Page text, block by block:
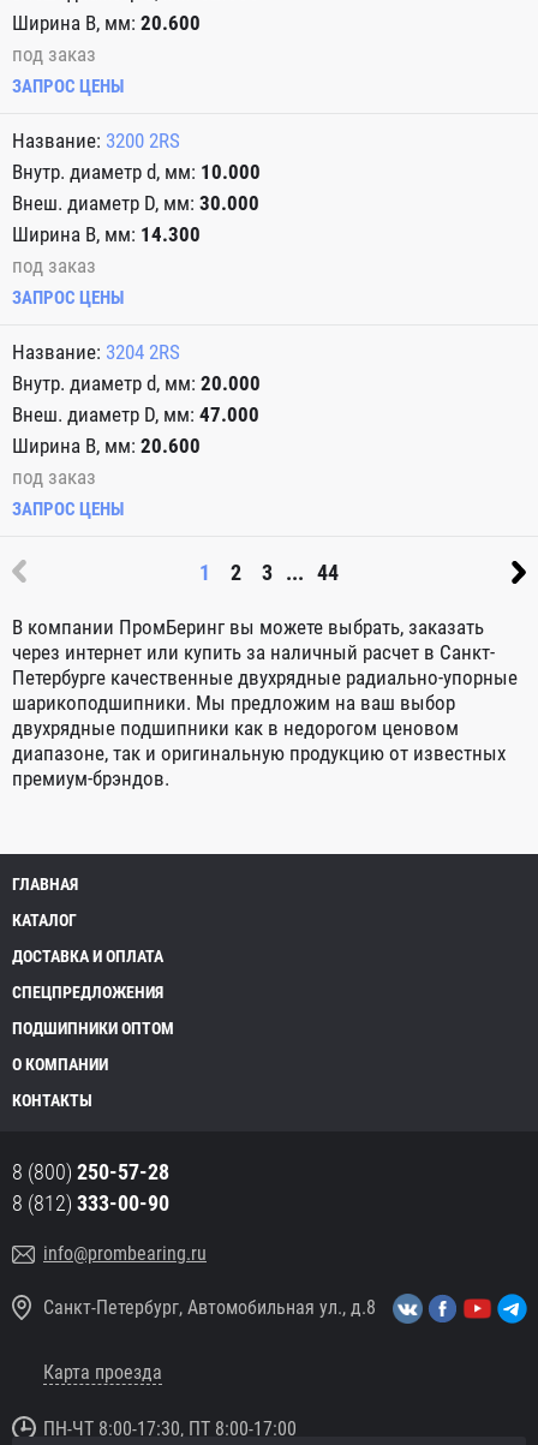
20.600
под заказ
ЗАПРОС ЦЕНЫ
3200 2RS
10.000
30.000
14.300
под заказ
ЗАПРОС ЦЕНЫ
3204 2RS
20.000
47.000
20.600
под заказ
ЗАПРОС ЦЕНЫ
1 2 3 ... 44
В компании ПромБеринг вы можете выбрать, заказать
через интернет или купить за наличный расчет в Санкт-
Петербурге качественные двухрядные радиально-упорные
шарикоподшипники. Мы предложим на ваш выбор
двухрядные подшипники как в недорогом ценовом
диапазоне, так и оригинальную продукцию от известных
премиум-брэндов.
ГЛАВНАЯ
КАТАЛОГ
ДОСТАВКА И ОПЛАТА
СПЕЦПРЕДЛОЖЕНИЯ
ПОДШИПНИКИ ОПТОМ
О КОМПАНИИ
КОНТАКТЫ
8 (800) 250-57-28
8 (812) 333-00-90
info@prombearing.ru
Санкт-Петербург, Автомобильная ул., д.8
Карта проезда
ПН-ЧТ 8:00-17:30, ПТ 8:00-17:00